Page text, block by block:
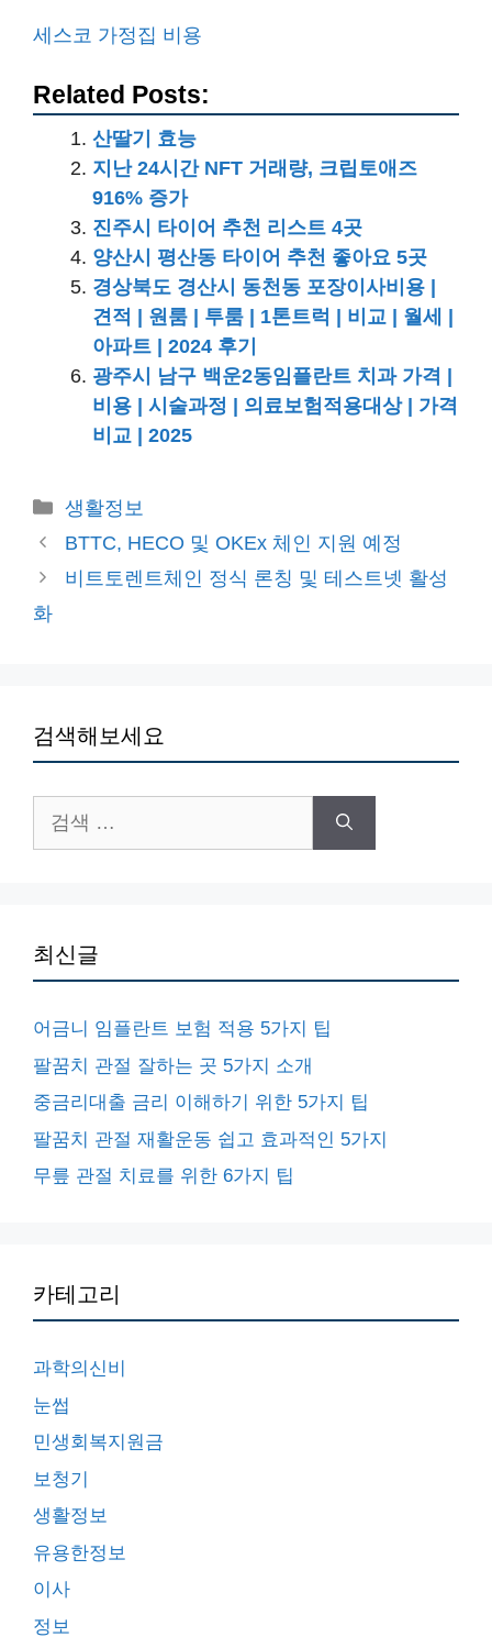
세스코 가정집 비용
Related Posts:
산딸기 효능
지난 24시간 NFT 거래량, 크립토애즈
916% 증가
진주시 타이어 추천 리스트 4곳
양산시 평산동 타이어 추천 좋아요 5곳
경상북도 경산시 동천동 포장이사비용 |
견적 | 원룸 | 투룸 | 1톤트럭 | 비교 | 월세 |
아파트 | 2024 후기
광주시 남구 백운2동임플란트 치과 가격 |
비용 | 시술과정 | 의료보험적용대상 | 가격
비교 | 2025
카
테
리
생활정보
BTTC, HECO 및 OKEx 체인 지원 예정
비트토렌트체인 정식 론칭 및 테스트넷 활성
화
검색해보세요
색:
최신글
어금니 임플란트 보험 적용 5가지 팁
팔꿈치 관절 잘하는 곳 5가지 소개
중금리대출 금리 이해하기 위한 5가지 팁
팔꿈치 관절 재활운동 쉽고 효과적인 5가지
무릎 관절 치료를 위한 6가지 팁
카테고리
과학의신비
눈썹
민생회복지원금
보청기
생활정보
유용한정보
이사
정보